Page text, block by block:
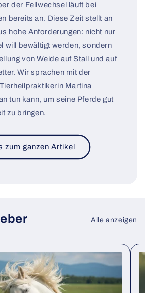
der Fellwechsel läuft bei
bereits an. Diese Zeit stellt an
hohe Anforderungen: nicht nur
will bewältigt werden, sondern
von Weide auf Stall und auf
Wir sprachen mit der
Martina
tun kann, um seine Pferde gut
zu bringen.
zum ganzen Artikel
Alle anzeigen